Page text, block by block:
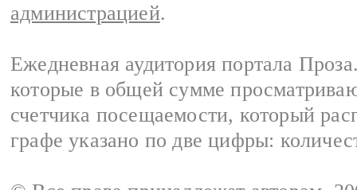
администрацией.
Ежедневная аудитория портала
которые в общей сумме
счетчика посещаемости, который
графе указано по две цифры: